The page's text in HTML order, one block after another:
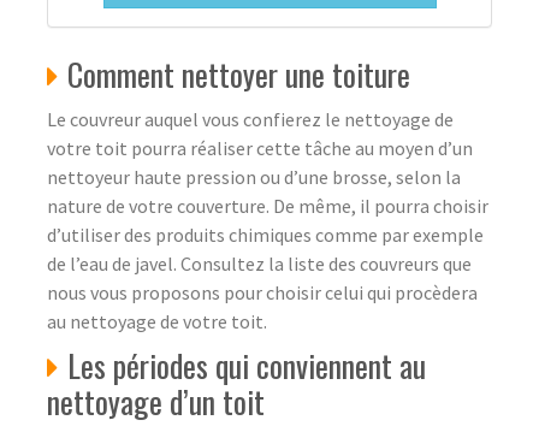
Comment nettoyer une toiture
Le couvreur auquel vous confierez le nettoyage de
votre toit pourra réaliser cette tâche au moyen d’un
nettoyeur haute pression ou d’une brosse, selon la
nature de votre couverture. De même, il pourra choisir
d’utiliser des produits chimiques comme par exemple
de l’eau de javel. Consultez la liste des couvreurs que
nous vous proposons pour choisir celui qui procèdera
au nettoyage de votre toit.
Les périodes qui conviennent au
nettoyage d’un toit